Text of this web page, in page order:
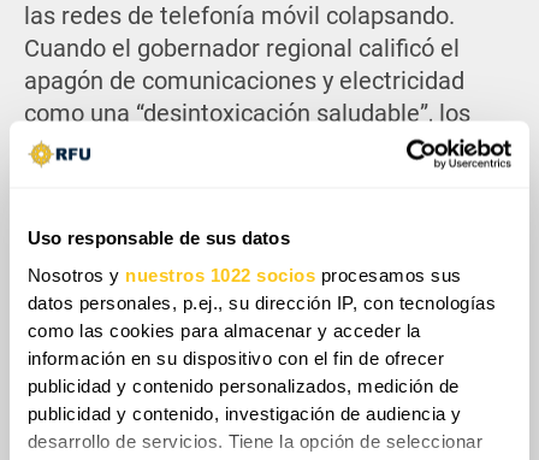
Uso responsable de sus datos
Nosotros y nuestros 1022 socios procesamos sus
datos personales, p.ej., su dirección IP, con tecnologías
como las cookies para almacenar y acceder la
información en su dispositivo con el fin de ofrecer
publicidad y contenido personalizados, medición de
publicidad y contenido, investigación de audiencia y
desarrollo de servicios. Tiene la opción de seleccionar
las redes de telefonía móvil colapsando.
Cuando el gobernador regional calificó el
apagón de comunicaciones y electricidad
como una “desintoxicación saludable”, los
residentes reaccionaron con furia, acusando
a las autoridades locales de mentir y evadir el
congelaban y sus negocios cerraban.